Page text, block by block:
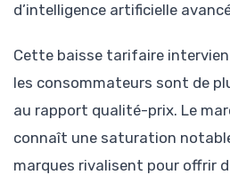
d’intelligence artificielle
Cette baisse tarifaire
les consommateurs sont de
au rapport qualité-prix. Le
connaît une saturation
marques rivalisent pour offrir